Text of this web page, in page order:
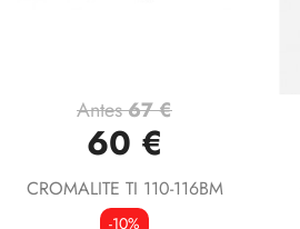
Antes67 €
60 €
CROMALITE TI 110-116BM
-10%